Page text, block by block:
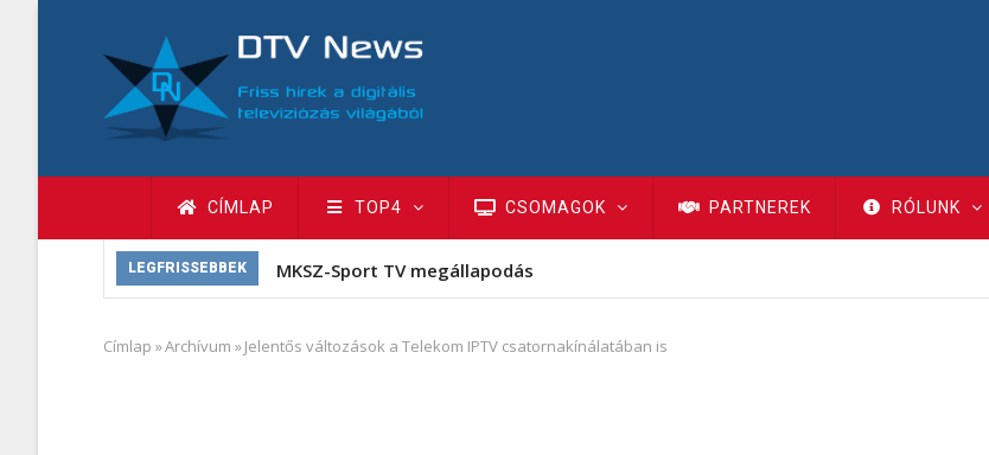
tartalomra
Fő
navigáció
CÍMLAP TOP4 CSOMAGOK PARTNEREK RÓLUNK
LEGFRISSEBBEK MKSZ-Sport TV megállapodás
Morzsa
Címlap »Archívum »Jelentős változások a Telekom IPTV csatornakínálatában is